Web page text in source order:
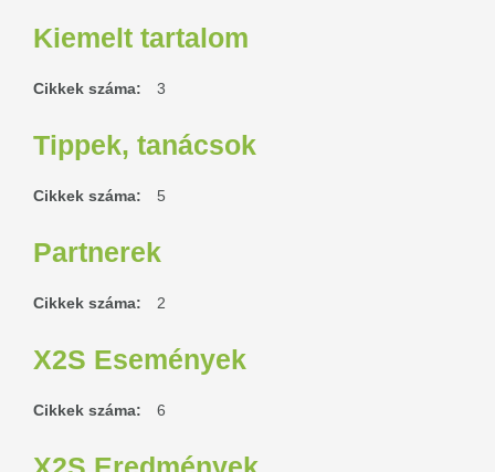
Kiemelt tartalom
Cikkek száma: 3
Tippek, tanácsok
Cikkek száma: 5
Partnerek
Cikkek száma: 2
X2S Események
Cikkek száma: 6